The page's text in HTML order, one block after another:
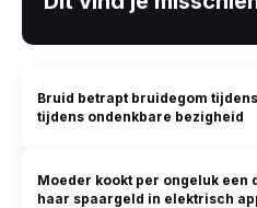
Bruid betrapt bruidegom
tijdens ondenkbare bezigheid
Moeder kookt per ongeluk een
haar spaargeld in elektrisch